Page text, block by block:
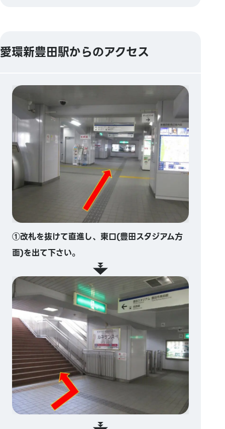
愛環新豊田駅からのアクセス
①改札を抜けて直進し、東口(豊田スタジアム方
面)を出て下さい。